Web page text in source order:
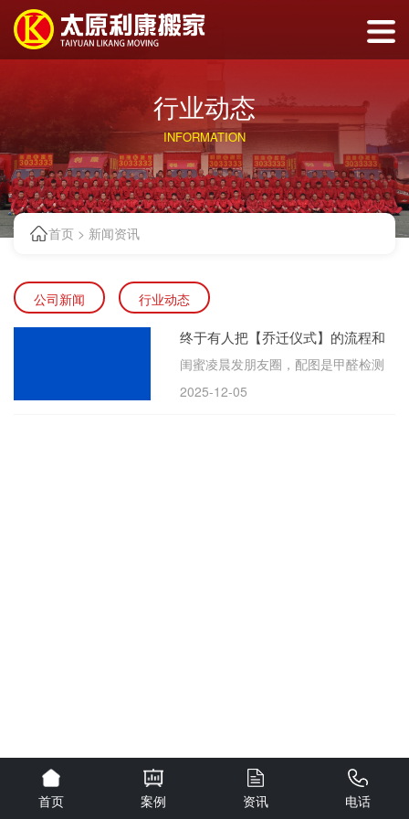
行业动态
INFORMATION
首页 > 新闻资讯
公司新闻 行业动态
终于有人把【乔迁仪式】的流程和
禁忌说清楚了，踩坑穷三年！
闺蜜凌晨发朋友圈，配图是甲醛检测
2025-12-05
首页 案例 资讯 电话
0.090617s